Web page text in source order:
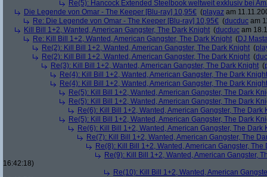
Re(5): Hancock Extended Steelbook weltweit exklusiv bei
Die Legende von Omar - The Keeper [Blu-ray] 10,95€ (playaz am
Re: Die Legende von Omar - The Keeper [Blu-ray] 10,95€ (ducduc am
Kill Bill 1+2, Wanted, American Gangster, The Dark Knight (ducduc am
Re: Kill Bill 1+2, Wanted, American Gangster, The Dark Knight (DJ
Re(2): Kill Bill 1+2, Wanted, American Gangster, The Dark Knight (
Re(2): Kill Bill 1+2, Wanted, American Gangster, The Dark Knight (
Re(3): Kill Bill 1+2, Wanted, American Gangster, The Dark Knight (
Re(4): Kill Bill 1+2, Wanted, American Gangster, The Dark Knight
Re(4): Kill Bill 1+2, Wanted, American Gangster, The Dark Knight
Re(5): Kill Bill 1+2, Wanted, American Gangster, The Dark
Re(5): Kill Bill 1+2, Wanted, American Gangster, The Dark
Re(6): Kill Bill 1+2, Wanted, American Gangster, The Dark
Re(5): Kill Bill 1+2, Wanted, American Gangster, The Dark
Re(6): Kill Bill 1+2, Wanted, American Gangster, The Dark
Re(7): Kill Bill 1+2, Wanted, American Gangster, The
Re(8): Kill Bill 1+2, Wanted, American Gangster, The
Re(9): Kill Bill 1+2, Wanted, American Gangster,
16:42:18)
Re(10): Kill Bill 1+2, Wanted, American